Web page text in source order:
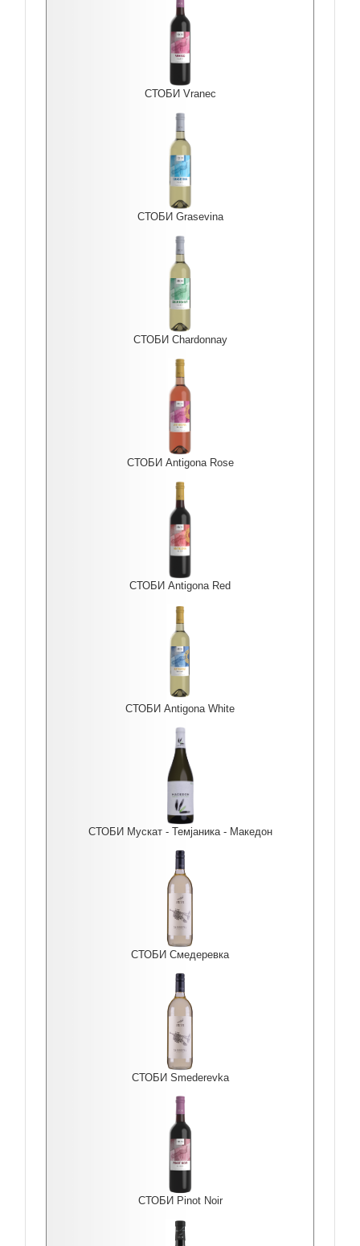
СТОБИ Vranec
СТОБИ Grasevina
СТОБИ Chardonnay
СТОБИ Antigona Rоse
СТОБИ Antigona Red
СТОБИ Antigona White
СТОБИ Мускат - Темјаника - Македон
СТОБИ Смедеревка
СТОБИ Smederevka
СТОБИ Pinot Noir